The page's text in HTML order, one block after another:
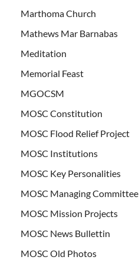
Marthoma Church
Mathews Mar Barnabas
Meditation
Memorial Feast
MGOCSM
MOSC Constitution
MOSC Flood Relief Project
MOSC Institutions
MOSC Key Personalities
MOSC Managing Committee
MOSC Mission Projects
MOSC News Bullettin
MOSC Old Photos